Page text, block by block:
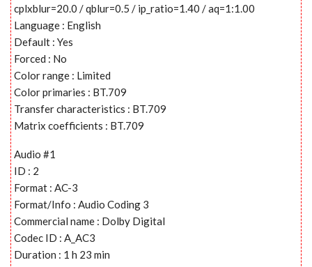
cplxblur=20.0 / qblur=0.5 / ip_ratio=1.40 / aq=1:1.00
Language : English
Default : Yes
Forced : No
Color range : Limited
Color primaries : BT.709
Transfer characteristics : BT.709
Matrix coefficients : BT.709
Audio #1
ID : 2
Format : AC-3
Format/Info : Audio Coding 3
Commercial name : Dolby Digital
Codec ID : A_AC3
Duration : 1 h 23 min